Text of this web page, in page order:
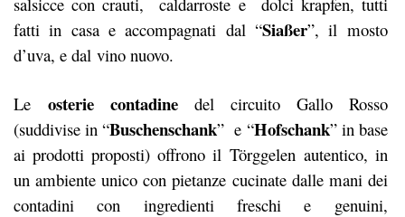
fatti in casa e accompagnati dal “Siaßer”, il mosto
d’uva, e dal vino nuovo.
Le osterie contadinedel circuito Gallo Rosso
(suddivise in “Buschenschank” e “Hofschank” in base
ai prodotti proposti) offrono il Törggelen autentico, in
un ambiente unico con pietanze cucinate dalle mani dei
contadini con ingredienti freschi e genuini,